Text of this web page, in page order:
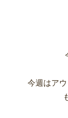
今週はア